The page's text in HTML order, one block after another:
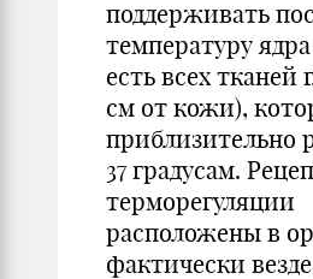
поддерживать
температуру
есть всех тканей
см от кожи),
приблизительно
37 градусам.
терморегуляции
расположены в
фактически